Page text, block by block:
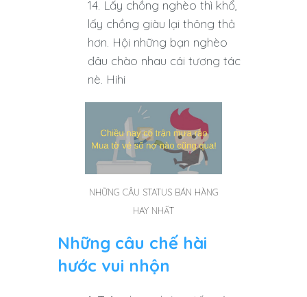
Lấy chồng nghèo thì khổ,
lấy chồng giàu lại thông thả
hơn. Hội những bạn nghèo
đâu chào nhau cái tương tác
nè. Hihi
NHỮNG CÂU STATUS BÁN HÀNG
HAY NHẤT
Những câu chế hài
hước vui nhộn